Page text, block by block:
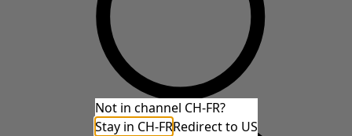
Not in channel CH-FR?
Stay in CH-FRRedirect to US